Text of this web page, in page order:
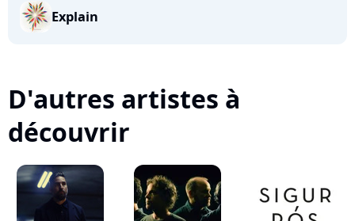
Explain
D'autres artistes à
découvrir